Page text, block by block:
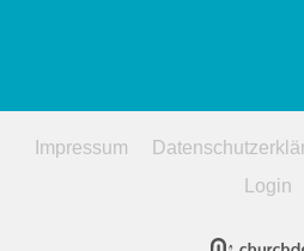
Impressum
Login